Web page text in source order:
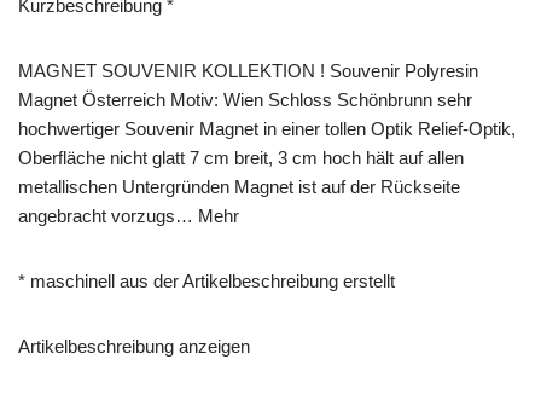
Kurzbeschreibung *
MAGNET SOUVENIR KOLLEKTION ! Souvenir Polyresin
Magnet Österreich Motiv: Wien Schloss Schönbrunn sehr
hochwertiger Souvenir Magnet in einer tollen Optik Relief-Optik,
Oberfläche nicht glatt 7 cm breit, 3 cm hoch hält auf allen
metallischen Untergründen Magnet ist auf der Rückseite
angebracht vorzugs… Mehr
* maschinell aus der Artikelbeschreibung erstellt
Artikelbeschreibung anzeigen